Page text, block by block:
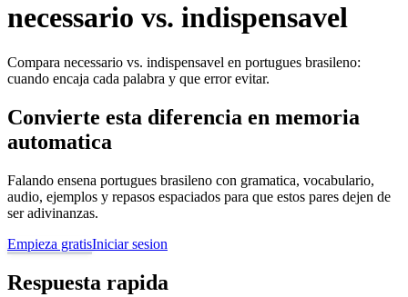
necessario vs. indispensavel
Compara necessario vs. indispensavel en portugues brasileno:
cuando encaja cada palabra y que error evitar.
Convierte esta diferencia en memoria
automatica
Falando ensena portugues brasileno con gramatica, vocabulario,
audio, ejemplos y repasos espaciados para que estos pares dejen de
ser adivinanzas.
Empieza gratisIniciar sesion
Respuesta rapida